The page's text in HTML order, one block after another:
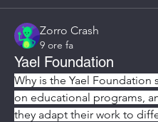
Zorro Crash
9 ore fa
Yael Foundation
Why is the Yael Foundation
on educational programs,
they adapt their work to